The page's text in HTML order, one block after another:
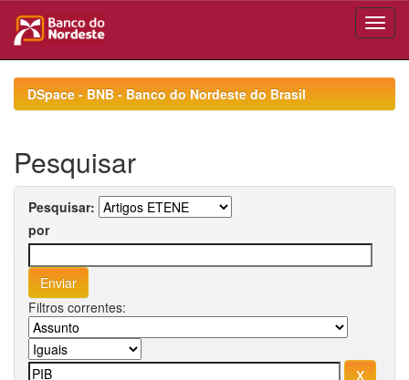
navigationDSpace - BNB - Banco do Nordeste do Brasil
Pesquisar
Pesquisar:
por
Filtros correntes: